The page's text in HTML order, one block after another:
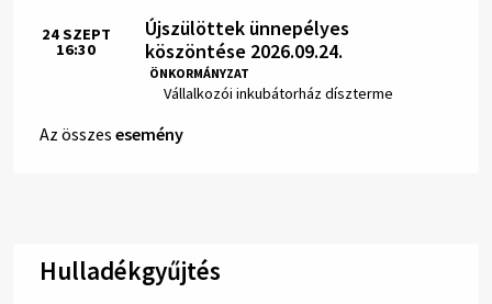
Újszülöttek ünnepélyes
köszöntése 2026.09.24.
ÖNKORMÁNYZAT
Hely:
Vállalkozói inkubátorház díszterme
Idő:
24SZEPT
16:30
Az összes esemény
Hulladékgyűjtés